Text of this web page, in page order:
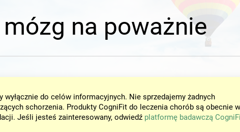
na poważnie
wyłącznie do celów informacyjnych. Nie sprzedajemy żadnych
schorzenia. Produkty CogniFit do leczenia chorób są obecnie w
Jeśli jesteś zainteresowany, odwiedź platformę badawczą